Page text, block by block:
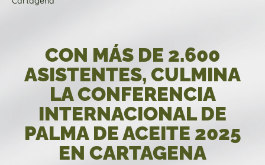
CON MÁS DE 2.600
ASISTENTES, CULMINA
LA CONFERENCIA
INTERNACIONAL DE
PALMA DE ACEITE 2025
EN CARTAGENA